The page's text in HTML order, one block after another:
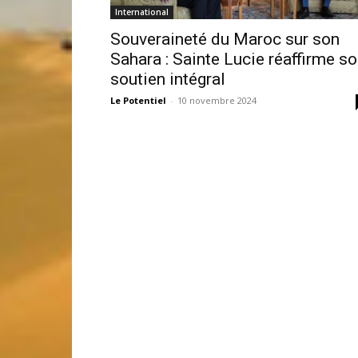
International
Souveraineté du Maroc sur son
Sahara : Sainte Lucie réaffirme
soutien intégral
Le Potentiel - 10 novembre 2024